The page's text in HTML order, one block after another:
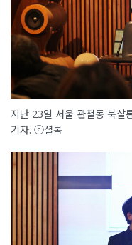
지난 23일 서울 관철동 북살
기자. ⓒ셜록